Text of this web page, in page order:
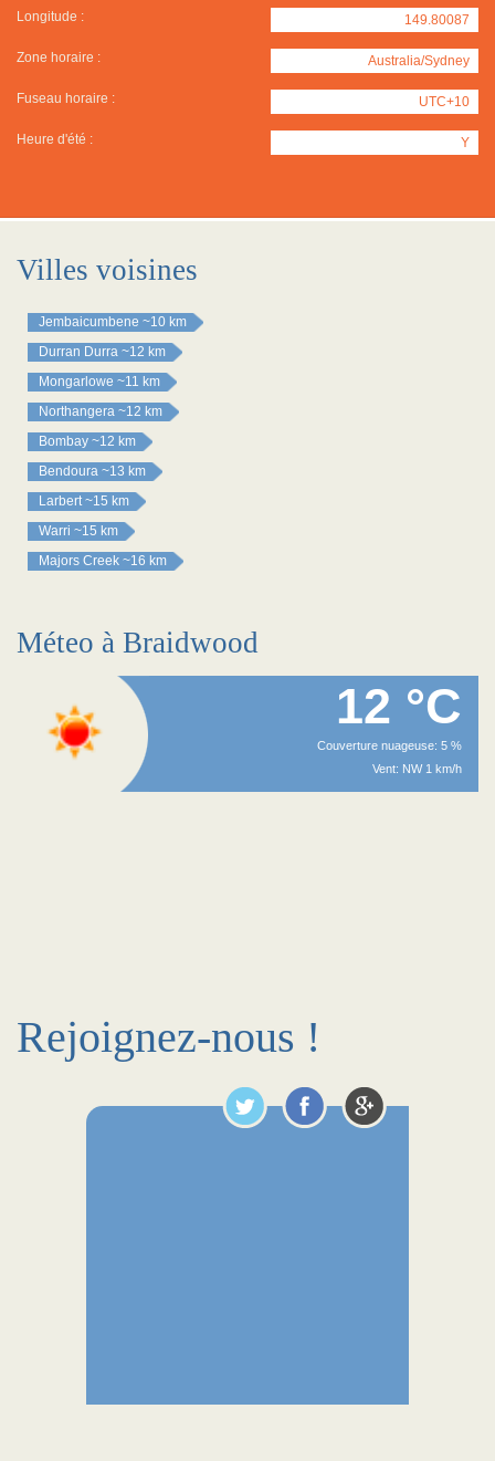
Longitude : 149.80087
Zone horaire : Australia/Sydney
Fuseau horaire : UTC+10
Heure d'été : Y
Villes voisines
Jembaicumbene ~10 km
Durran Durra ~12 km
Mongarlowe ~11 km
Northangera ~12 km
Bombay ~12 km
Bendoura ~13 km
Larbert ~15 km
Warri ~15 km
Majors Creek ~16 km
Méteo à Braidwood
12 °C
Couverture nuageuse: 5 %
Vent: NW 1 km/h
Rejoignez-nous !